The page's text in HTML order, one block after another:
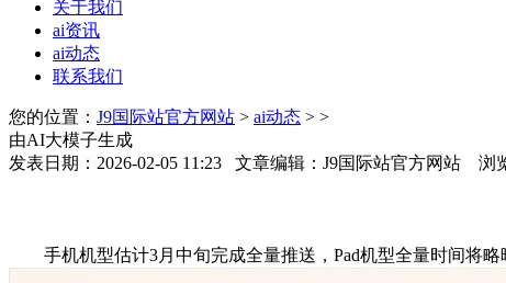
关于我们
ai资讯
ai动态
联系我们
您的位置： J9国际站官方网站 > ai动态 > >
由AI大模子生成
发表日期：2026-02-05 11:23 文章编辑：J9国际站官方网站 浏
手机机型估计3月中旬完成全量推送，Pad机型全量时间将略